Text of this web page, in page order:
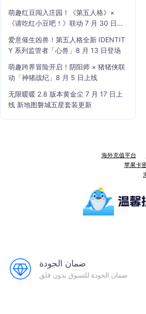
萌趣红豆闯入庄园！《第五人格》×
《请吃红小豆吧！》联动 7 月 30 日开
爱意催生凶兽！第五人格全新 IDENTIT
Y 系列监管者「心兽」8 月 13 日登场
萌趣跨界冒险开启！阴阳师 × 猪猪侠联
动「神猪战纪」8 月 5 日上线
无限暖暖 2.8 版本黄金尘 7 月 17 日上
线 新地图磐城五星套装更新
海外充值平台
苹果卡
ضمان الجودة
ضمان الجودة للتسوق بدون قلق